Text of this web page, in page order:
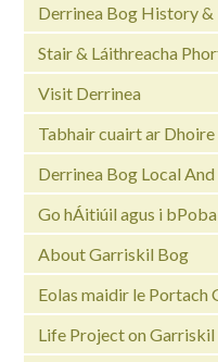
Derrinea Bog History &
Stair & Láithreacha
Visit Derrinea
Tabhair cuairt ar Dhoire
Derrinea Bog Local
Go hÁitiúil agus i
About Garriskil Bog
Eolas maidir le Portach
Life Project on Garriskil